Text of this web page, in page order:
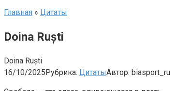
Главная » Цитаты
Doina Ruști
Doina Ruști
16/10/2025Рубрика: ЦитатыАвтор: biasport_ru